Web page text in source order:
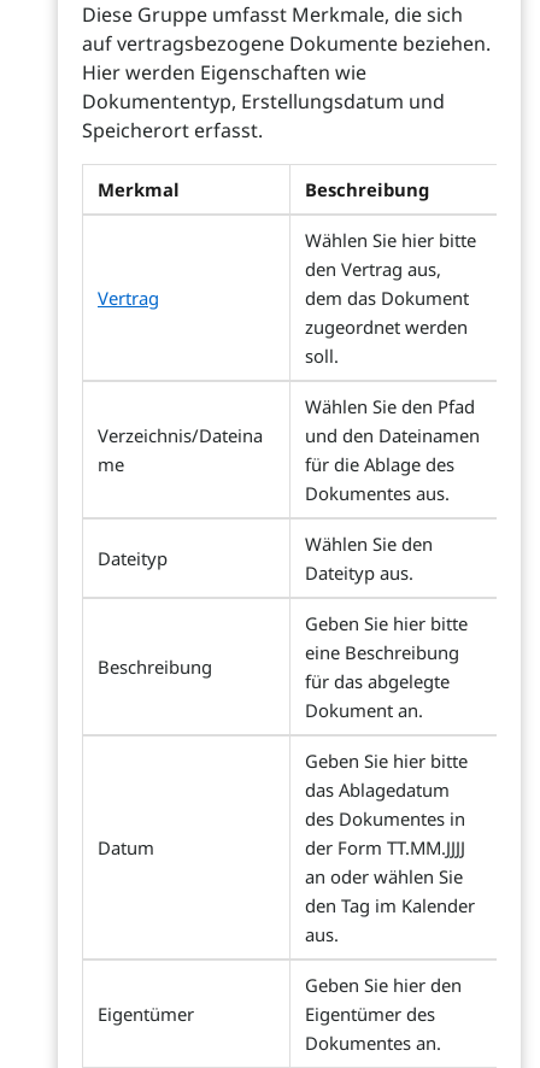
Diese Gruppe umfasst Merkmale, die sich
auf vertragsbezogene Dokumente beziehen.
Hier werden Eigenschaften wie
Dokumententyp, Erstellungsdatum und
Speicherort erfasst.
Merkmal Beschreibung
Vertrag
Wählen Sie hier bitte
den Vertrag aus,
dem das Dokument
zugeordnet werden
soll.
Verzeichnis/Dateina
me
Wählen Sie den Pfad
und den Dateinamen
für die Ablage des
Dokumentes aus.
Dateityp
Wählen Sie den
Dateityp aus.
Beschreibung
Geben Sie hier bitte
eine Beschreibung
für das abgelegte
Dokument an.
Datum
Geben Sie hier bitte
das Ablagedatum
des Dokumentes in
der Form TT.MM.JJJJ
an oder wählen Sie
den Tag im Kalender
aus.
Eigentümer
Geben Sie hier den
Eigentümer des
Dokumentes an.